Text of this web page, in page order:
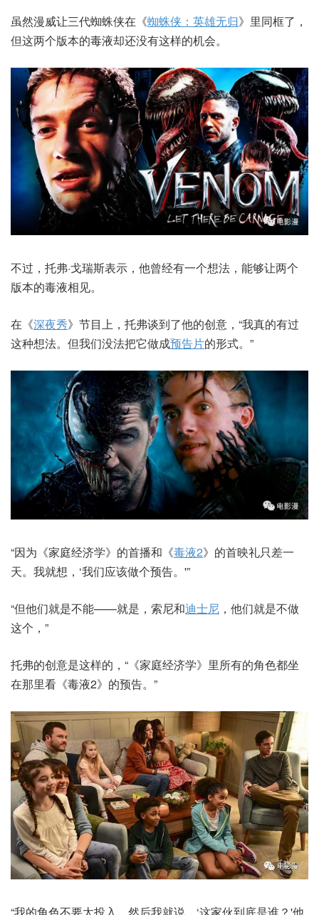
虽然漫威让三代蜘蛛侠在《蜘蛛侠：英雄无归》里同框了，
但这两个版本的毒液却还没有这样的机会。
不过，托弗·戈瑞斯表示，他曾经有一个想法，能够让两个
版本的毒液相见。
在《深夜秀》节目上，托弗谈到了他的创意，“我真的有过
这种想法。但我们没法把它做成预告片的形式。”
“因为《家庭经济学》的首播和《毒液2》的首映礼只差一
天。我就想，‘我们应该做个预告。'”
“但他们就是不能——就是，索尼和迪士尼 ，他们就是不做
这个，”
托弗的创意是这样的，“《家庭经济学》里所有的角色都坐
在那里看《毒液2》的预告。”
“我的角色不要太投入。然后我就说，‘这家伙到底是谁？'他